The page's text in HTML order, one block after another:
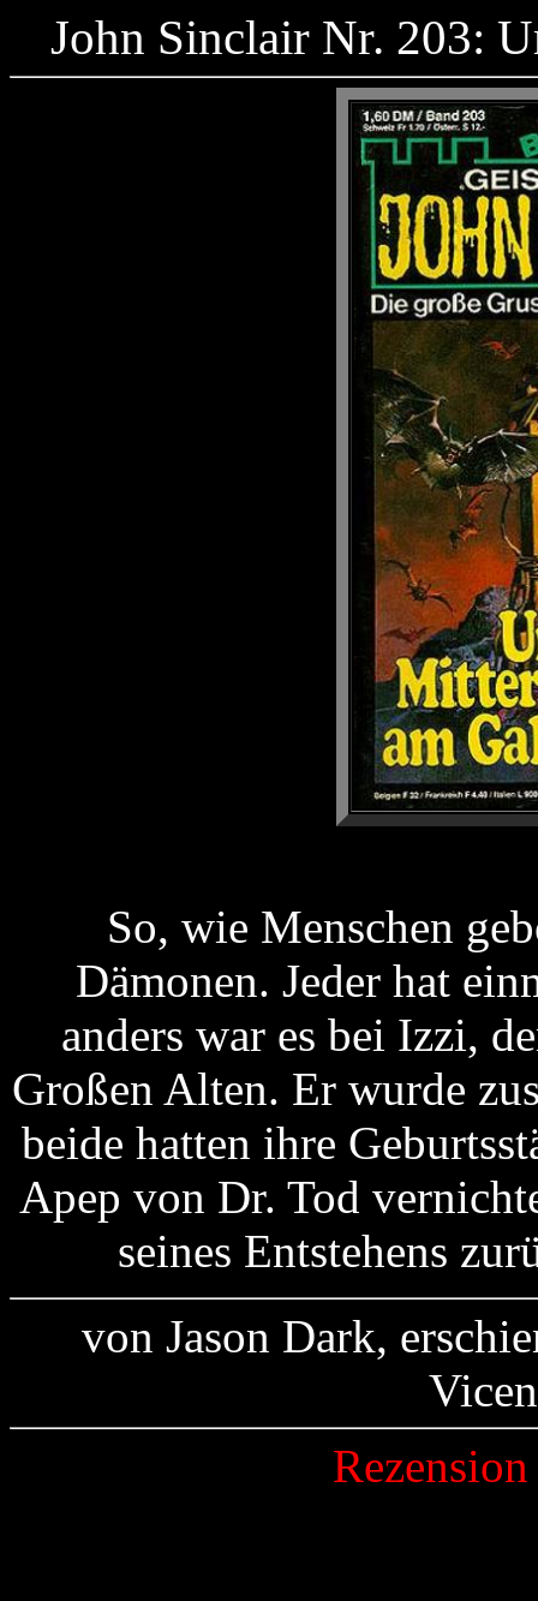
John Sinclair Nr. 203:
So, wie Menschen
Dämonen. Jeder hat
anders war es bei Izzi,
Großen Alten. Er wurde
beide hatten ihre
Apep von Dr. Tod
seines Entstehens
von Jason Dark,